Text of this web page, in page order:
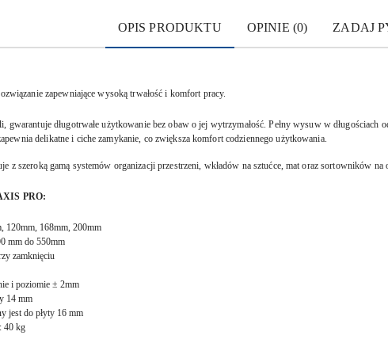
OPIS PRODUKTU OPINIE (0) ZADAJ
zapewniające wysoką trwałość i komfort pracy.
gwarantuje długotrwałe użytkowanie bez obaw o jej wytrzymałość. Pełny wysuw w
delikatne i ciche zamykanie, co zwiększa komfort codziennego użytkowania.
z szeroką gamą systemów organizacji przestrzeni, wkładów na sztućce, mat oraz sortowników
PRO:
120mm, 168mm, 200mm
mm do 550mm
zamknięciu
i poziomie ± 2mm
14 mm
jest do płyty 16 mm
40 kg